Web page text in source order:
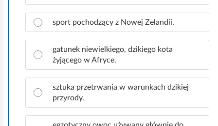
z
a
i
d
sport pochodzący z Nowej Zelandii.
gatunek niewielkiego, dzikiego kota
żyjącego w Afryce.
sztuka przetrwania w warunkach dzikiej
przyrody.